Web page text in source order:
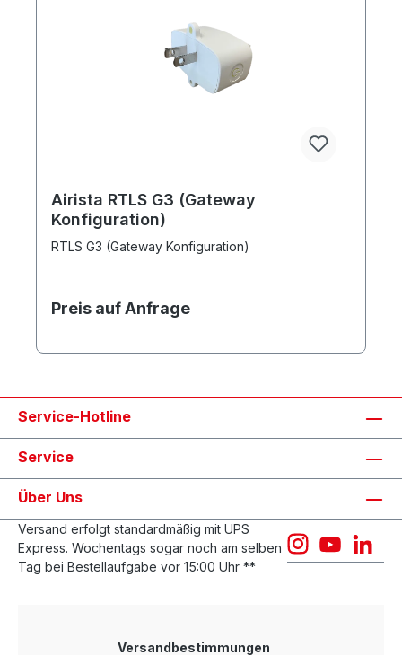
Airista RTLS G3 (Gateway
Konfiguration)
RTLS G3 (Gateway Konfiguration)
Preis auf Anfrage
Service-Hotline
Service
Über Uns
Versand erfolgt standardmäßig mit UPS
Express. Wochentags sogar noch am selben
Tag bei Bestellaufgabe vor 15:00 Uhr **
Versandbestimmungen